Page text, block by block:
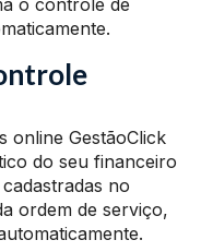
o controle de
online GestãoClick
do seu financeiro
no
ordem de serviço,